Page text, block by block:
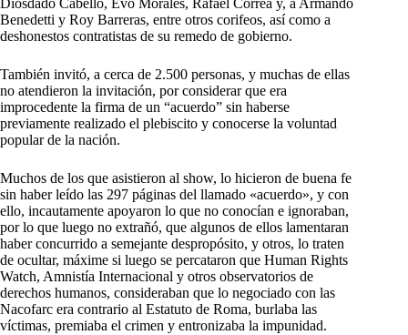
Diosdado Cabello, Evo Morales, Rafael Correa y, a Armando
Benedetti y Roy Barreras, entre otros corifeos, así como a
deshonestos contratistas de su remedo de gobierno.
También invitó, a cerca de 2.500 personas, y muchas de ellas
no atendieron la invitación, por considerar que era
improcedente la firma de un “acuerdo” sin haberse
previamente realizado el plebiscito y conocerse la voluntad
popular de la nación.
Muchos de los que asistieron al show, lo hicieron de buena fe
sin haber leído las 297 páginas del llamado «acuerdo», y con
ello, incautamente apoyaron lo que no conocían e ignoraban,
por lo que luego no extrañó, que algunos de ellos lamentaran
haber concurrido a semejante despropósito, y otros, lo traten
de ocultar, máxime si luego se percataron que Human Rights
Watch, Amnistía Internacional y otros observatorios de
derechos humanos, consideraban que lo negociado con las
Nacofarc era contrario al Estatuto de Roma, burlaba las
víctimas, premiaba el crimen y entronizaba la impunidad.